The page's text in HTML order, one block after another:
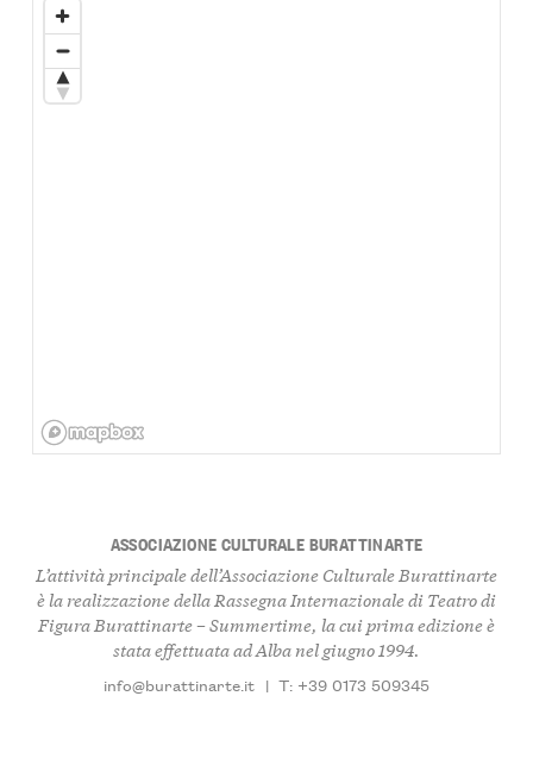
ASSOCIAZIONE CULTURALE BURATTINARTE
L’attività principale dell’Associazione Culturale Burattinarte
è la realizzazione della Rassegna Internazionale di Teatro di
FiguraBurattinarte – Summertime, la cui prima edizione è
stata effettuata ad Alba nel giugno 1994.
info@burattinarte.it | T: +39 0173 509345